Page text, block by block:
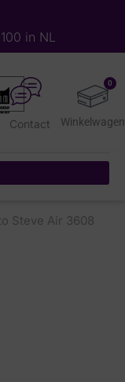
in NL
0
Contact
Steve Air 3608